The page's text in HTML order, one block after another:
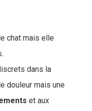
chat mais elle
dans la
douleur mais une
et aux